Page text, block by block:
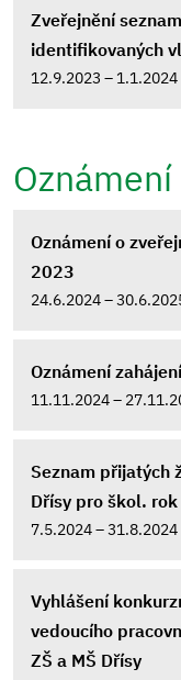
Zveřejnění
identifikovaných
12.9.2023 – 1.1.2024
Oznámení
Oznámení o
2023
24.6.2024 –
Oznámení
11.11.2024 –
Seznam přijatých
Dřísy pro škol.
7.5.2024 – 31.8.2024
Vyhlášení
vedoucího
ZŠ a MŠ Dřísy